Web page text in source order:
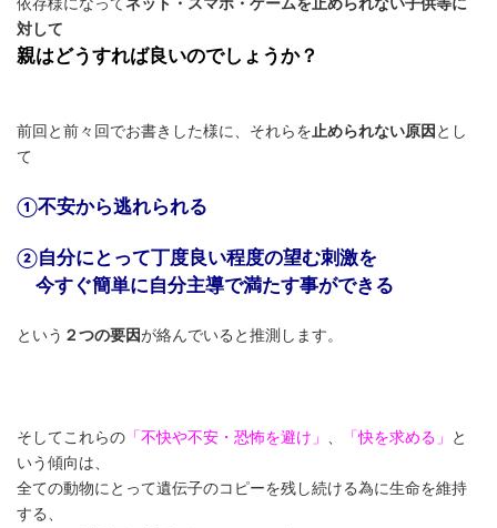
依存様になってネット・スマホ・ゲームを止められない子供等に
対して
親はどうすれば良いのでしょうか？
前回と前々回でお書きした様に、それらを止められない原因 とし
て
①不安から逃れられる
②自分にとって丁度良い程度の望む刺激を
今すぐ簡単に自分主導で満たす事ができる
という ２つの要因が絡んでいると推測します。
そしてこれらの 「不快や不安・恐怖を避け」 、 「快を求める」
と
いう傾向は、
全ての動物にとって遺伝子のコピーを残し続ける為に生命を維持
する、